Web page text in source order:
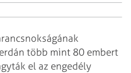
több mint 80 embert
el az engedély